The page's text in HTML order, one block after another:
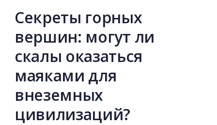
Секреты горных
вершин: могут ли
скалы оказаться
маяками для
внеземных
цивилизаций?